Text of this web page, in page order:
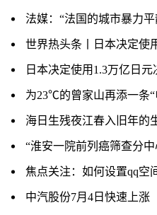
中汽股份7月4日快速上涨